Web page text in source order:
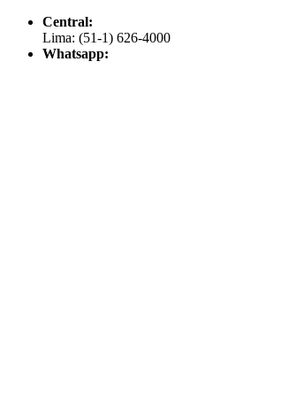
Central:
Lima: (51-1) 626-4000
Whatsapp: